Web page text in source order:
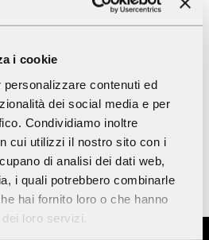
i cookie
contenuti ed
dei social media e per
Condividiamo inoltre
cui utilizzi il nostro sito con i
di analisi dei dati web,
i quali potrebbero combinarle
hai fornito loro o che hanno
loro servizi.
STAFF